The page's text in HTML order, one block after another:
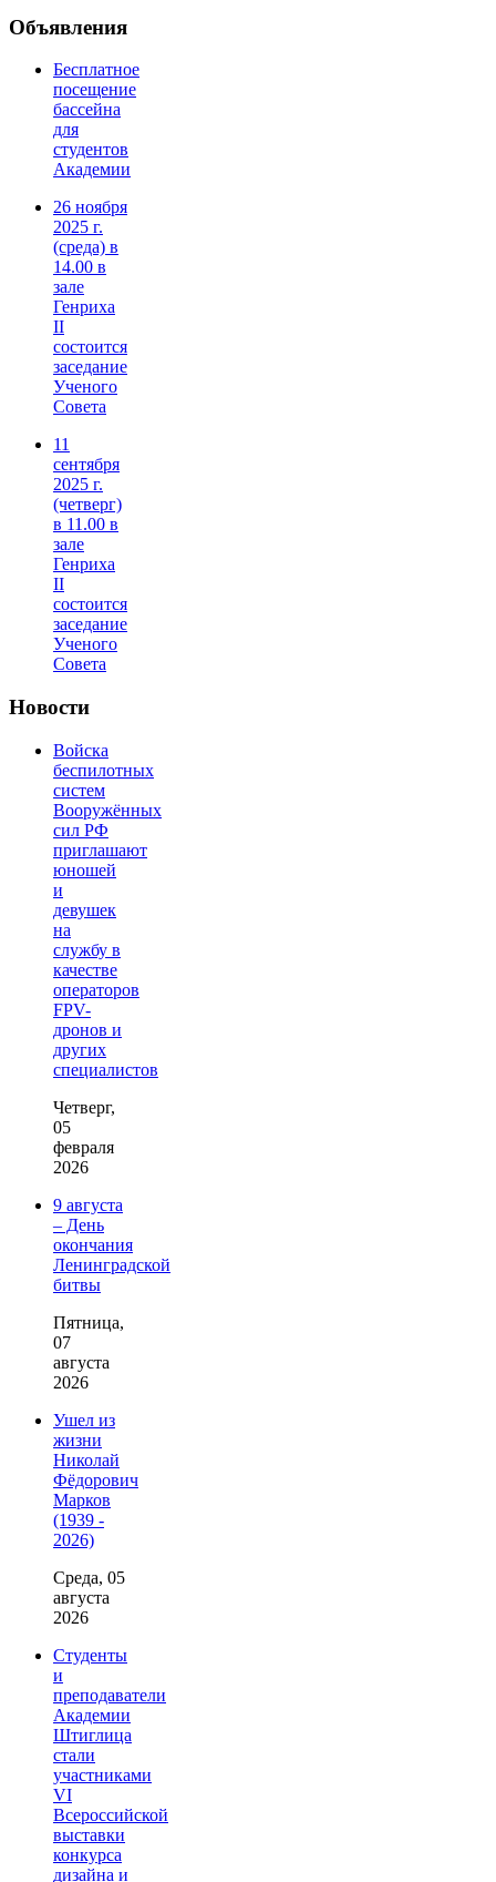
Объявления
Бесплатное
посещение
бассейна
для
студентов
Академии
26 ноября
2025 г.
(среда) в
14.00 в
зале
Генриха
II
состоится
заседание
Ученого
Совета
11
сентября
2025 г.
(четверг)
в 11.00 в
зале
Генриха
II
состоится
заседание
Ученого
Совета
Новости
Войска
беспилотных
систем
Вооружённых
сил РФ
приглашают
юношей
и
девушек
на
службу в
качестве
операторов
FPV-
дронов и
других
специалистов
Четверг,
05
февраля
2026
9 августа
– День
окончания
Ленинградской
битвы
Пятница,
07
августа
2026
Ушел из
жизни
Николай
Фёдорович
Марков
(1939 -
2026)
Среда, 05
августа
2026
Студенты
и
преподаватели
Академии
Штиглица
стали
участниками
VI
Всероссийской
выставки
конкурса
дизайна и